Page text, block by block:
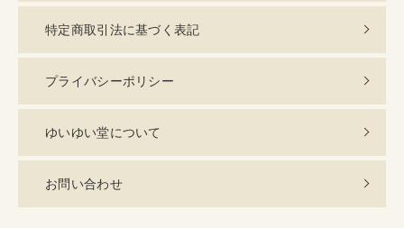
特定商取引法に基づく表記
プライバシーポリシー
ゆいゆい堂について
お問い合わせ